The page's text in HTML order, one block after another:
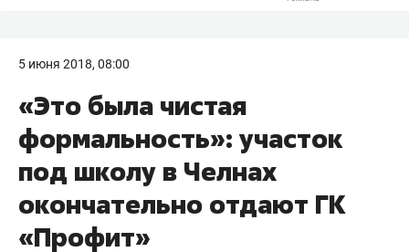
5 июня 2018, 08:00
«Это была чистая
формальность»: участок
под школу в Челнах
окончательно отдают ГК
«Профит»